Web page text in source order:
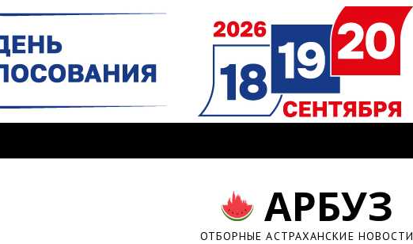
АРБУЗ
ОТБОРНЫЕ АСТРАХАНСКИЕ НОВОСТИ